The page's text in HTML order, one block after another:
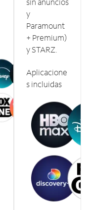
y
Paramount
+ Premium)
y STARZ.
Aplicacione
s incluidas